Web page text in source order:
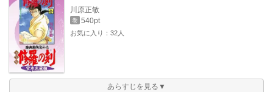
川原正敏
巻 540pt
お気に入り：32人
あらすじを見る▼